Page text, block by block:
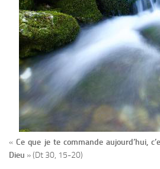
«Ce que je te commande aujourd’hui,
Dieu » (Dt 30, 15-20)